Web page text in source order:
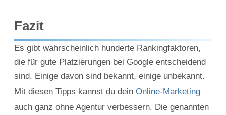
Fazit
Es gibt wahrscheinlich hunderte Rankingfaktoren,
die für gute Platzierungen bei Google entscheidend
sind. Einige davon sind bekannt, einige unbekannt.
Mit diesen Tipps kannst du dein Online-Marketing
auch ganz ohne Agentur verbessern. Die genannten